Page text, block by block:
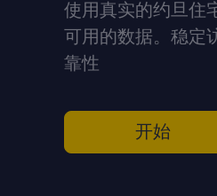
使用真实的约旦住
可用的数据。稳定
靠性
开始